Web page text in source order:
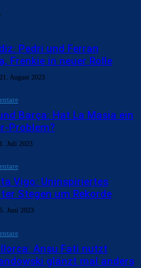
Pedri und Ferran
Frenkie in neuer Rolle
21. August 2023
Barça: Hat La Masia ein
Problem?
1. Juli 2023
Vigo: Uninspiriertes
Stegen um Rekorde
5. Juni 2023
Ansu Fati nutzt
glänzt mal anders